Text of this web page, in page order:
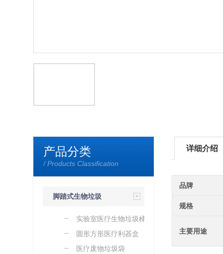
产品分类
/ Products Classification
脚踏式生物垃圾
实验室医疗生物垃圾桶
圆形方形医疗利器盒
医疗废物垃圾袋
详细介绍
品牌
规格
主要用途